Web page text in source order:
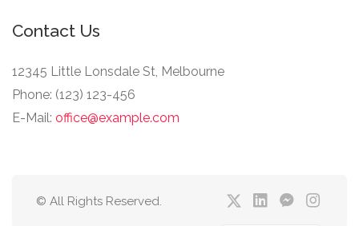
Contact Us
12345 Little Lonsdale St, Melbourne
Phone: (123) 123-456
E-Mail: office@example.com
© All Rights Reserved.